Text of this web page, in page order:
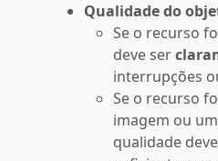
Qualidade do
Se o recurso
deve ser
interrupções
Se o recurso
imagem ou
qualidade